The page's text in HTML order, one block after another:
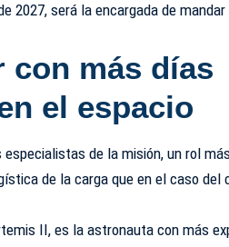
2027, será la encargada de
con más días
el espacio
especialistas de la misión, un rol
de la carga que en el caso del
II, es la astronauta con más